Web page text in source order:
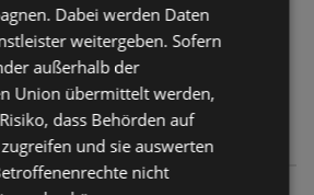
Dabei werden Daten
weitergeben. Sofern
außerhalb der
Union übermittelt werden,
dass Behörden auf
und sie auswerten
nicht